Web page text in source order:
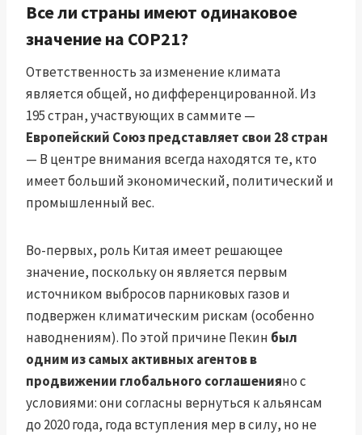
Все ли страны имеют одинаковое
значение на COP21?
Ответственность за изменение климата
является общей, но дифференцированной. Из
195 стран, участвующих в саммите —
Европейский Союз представляет свои 28 стран
— В центре внимания всегда находятся те, кто
имеет больший экономический, политический и
промышленный вес.
Во-первых, роль Китая имеет решающее
значение, поскольку он является первым
источником выбросов парниковых газов и
подвержен климатическим рискам (особенно
наводнениям). По этой причине Пекин был
одним из самых активных агентов в
продвижении глобального соглашенияно с
условиями: они согласны вернуться к альянсам
до 2020 года, года вступления мер в силу, но не